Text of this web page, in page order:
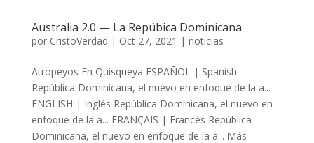
Australia 2.0 — La Repúbica Dominicana
por CristoVerdad | Oct 27, 2021 | noticias
Atropeyos En Quisqueya ESPAÑOL | Spanish
República Dominicana, el nuevo en enfoque de la a...
ENGLISH | Inglés República Dominicana, el nuevo en
enfoque de la a... FRANÇAIS | Francés República
Dominicana, el nuevo en enfoque de la a... Más